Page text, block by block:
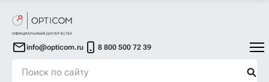
info@opticom.ru 8 800 500 72 39